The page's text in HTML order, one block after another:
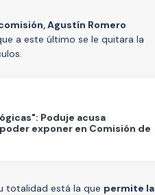
Agustín Romero
a este último se le quitara la
Poduje acusa
exponer en Comisión de
totalidad está la que permite la